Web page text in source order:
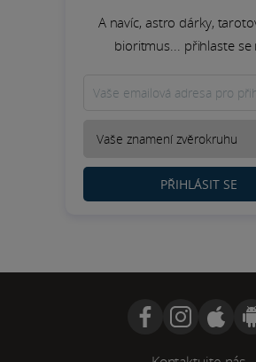
A navíc, astro dárky,
bioritmus... přihlaste se
PŘIHLÁSIT SE